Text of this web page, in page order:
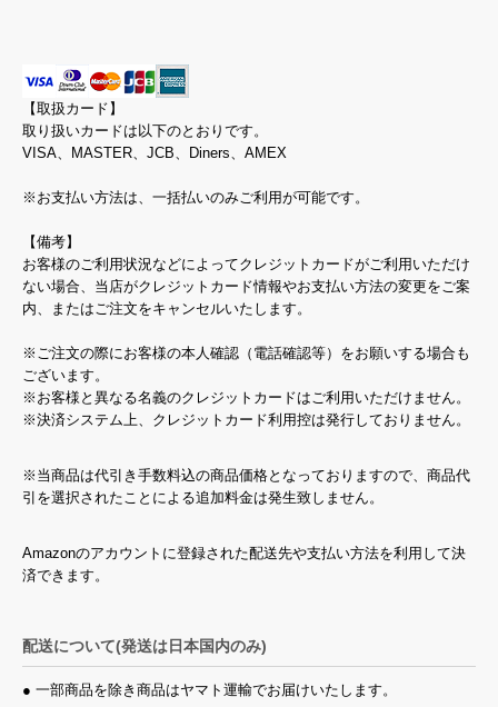
【取扱カード】
取り扱いカードは以下のとおりです。
VISA、MASTER、JCB、Diners、AMEX
※お支払い方法は、一括払いのみご利用が可能です。
【備考】
お客様のご利用状況などによってクレジットカードがご利用いただけ
ない場合、当店がクレジットカード情報やお支払い方法の変更をご案
内、またはご注文をキャンセルいたします。
※ご注文の際にお客様の本人確認（電話確認等）をお願いする場合も
ございます。
※お客様と異なる名義のクレジットカードはご利用いただけません。
※決済システム上、クレジットカード利用控は発行しておりません。
※当商品は代引き手数料込の商品価格となっておりますので、商品代
引を選択されたことによる追加料金は発生致しません。
Amazonのアカウントに登録された配送先や支払い方法を利用して決
済できます。
配送について(発送は日本国内のみ)
● 一部商品を除き商品はヤマト運輸でお届けいたします。